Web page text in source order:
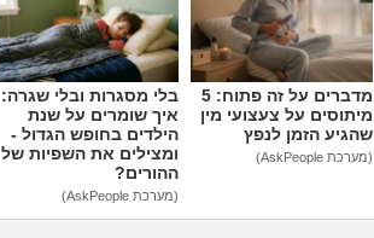
מדברים על זה פתוח: 5
מיתוסים על צעצועי מין
שהגיע הזמן לנפץ
(מערכת AskPeople)
בלי מסגרות ובלי שגרה:
איך שומרים על שנת
הילדים בחופש הגדול -
ומצילים את השפיות של
ההורים?
(מערכת AskPeople)